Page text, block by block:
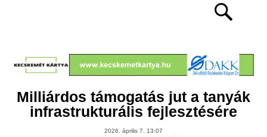
Milliárdos támogatás jut a tanyák
infrastrukturális fejlesztésére
2026. április 7. 13:07